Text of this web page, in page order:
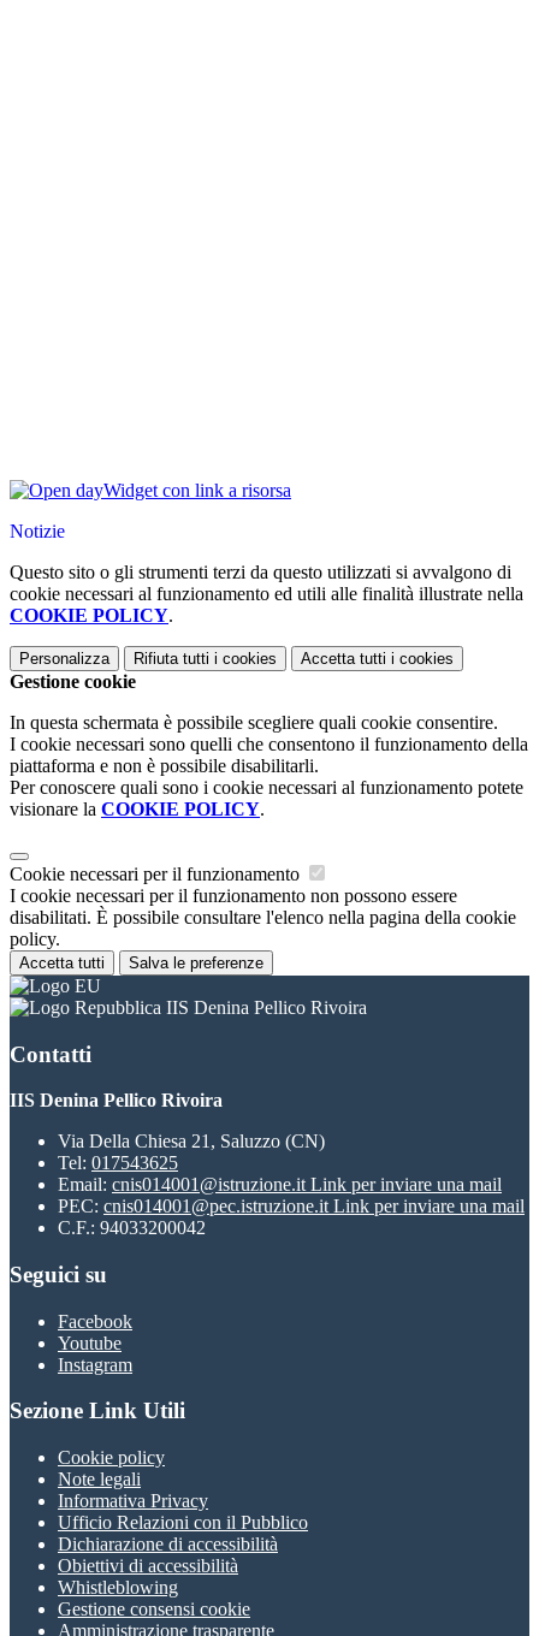
Widget con link a risorsa
Notizie
Questo sito o gli strumenti terzi da questo utilizzati si avvalgono di
cookie necessari al funzionamento ed utili alle finalità illustrate nella
COOKIE POLICY.
Personalizza Rifiuta tutti i cookies Accetta tutti i cookies
Gestione cookie
In questa schermata è possibile scegliere quali cookie consentire.
I cookie necessari sono quelli che consentono il funzionamento della
piattaforma e non è possibile disabilitarli.
Per conoscere quali sono i cookie necessari al funzionamento potete
visionare la COOKIE POLICY.
Cookie necessari per il funzionamento
I cookie necessari per il funzionamento non possono essere
disabilitati. È possibile consultare l'elenco nella pagina della cookie
policy.
Accetta tutti Salva le preferenze
IIS Denina Pellico Rivoira
Contatti
IIS Denina Pellico Rivoira
Via Della Chiesa 21, Saluzzo (CN)
Tel: 017543625
Email: cnis014001@istruzione.it Link per inviare una mail
PEC: cnis014001@pec.istruzione.it Link per inviare una mail
C.F.: 94033200042
Seguici su
Facebook
Youtube
Instagram
Sezione Link Utili
Cookie policy
Note legali
Informativa Privacy
Ufficio Relazioni con il Pubblico
Dichiarazione di accessibilità
Obiettivi di accessibilità
Whistleblowing
Gestione consensi cookie
Amministrazione trasparente